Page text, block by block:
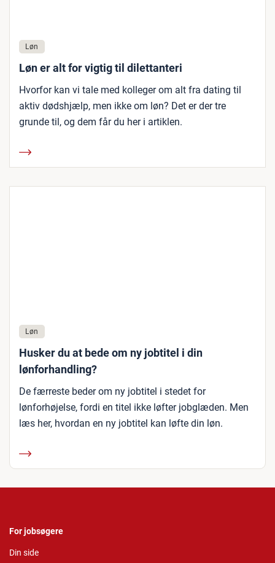
Løn
Løn er alt for vigtig til dilettanteri
Hvorfor kan vi tale med kolleger om alt fra dating til
aktiv dødshjælp, men ikke om løn? Det er der tre
grunde til, og dem får du her i artiklen.
Løn
Husker du at bede om ny jobtitel i din
lønforhandling?
De færreste beder om ny jobtitel i stedet for
lønforhøjelse, fordi en titel ikke løfter jobglæden. Men
læs her, hvordan en ny jobtitel kan løfte din løn.
For jobsøgere
Din side